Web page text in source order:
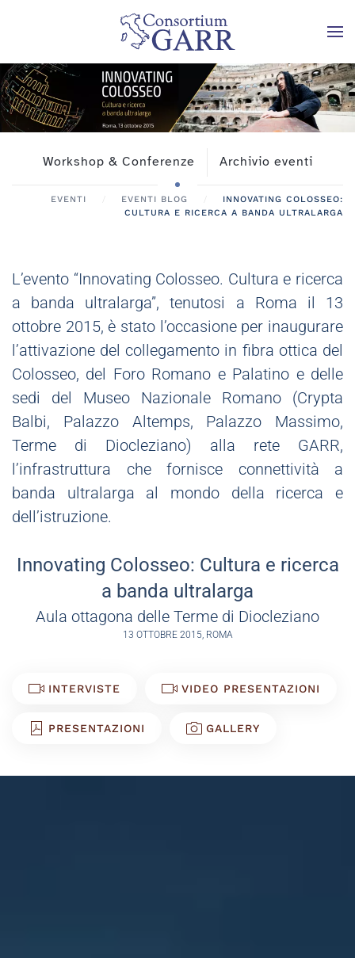
Skip to main content
Workshop & Conferenze Archivio eventi
EVENTI EVENTI BLOG
INNOVATING COLOSSEO:
CULTURA E RICERCA A BANDA ULTRALARGA
L’evento “Innovating Colosseo. Cultura e ricerca
a banda ultralarga”, tenutosi a Roma il 13
ottobre 2015, è stato l’occasione per inaugurare
l’attivazione del collegamento in fibra ottica del
Colosseo, del Foro Romano e Palatino e delle
sedi del Museo Nazionale Romano (Crypta
Balbi, Palazzo Altemps, Palazzo Massimo,
Terme di Diocleziano) alla rete GARR,
l’infrastruttura che fornisce connettività a
banda ultralarga al mondo della ricerca e
dell’istruzione.
Innovating Colosseo: Cultura e ricerca
a banda ultralarga
Aula ottagona delle Terme di Diocleziano
13 OTTOBRE 2015, ROMA
INTERVISTE VIDEO PRESENTAZIONI
PRESENTAZIONI GALLERY